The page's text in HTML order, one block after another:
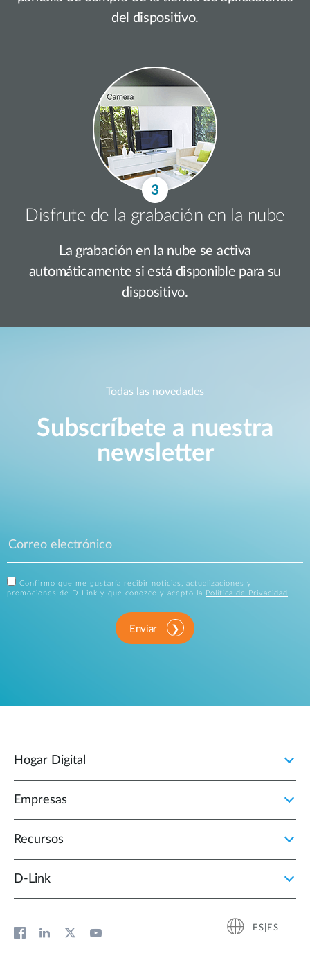
del dispositivo.
Disfrute de la grabación en la nube
La grabación en la nube se activa
automáticamente si está disponible para su
dispositivo.
Todas las novedades
Subscríbete a nuestra
newsletter
Confirmo que me gustaría recibir noticias, actualizaciones y
promociones de D-Link y que conozco y acepto la
Política de Privacidad
Enviar
Hogar Digital
Empresas
Recursos
D‑Link
ES|ES